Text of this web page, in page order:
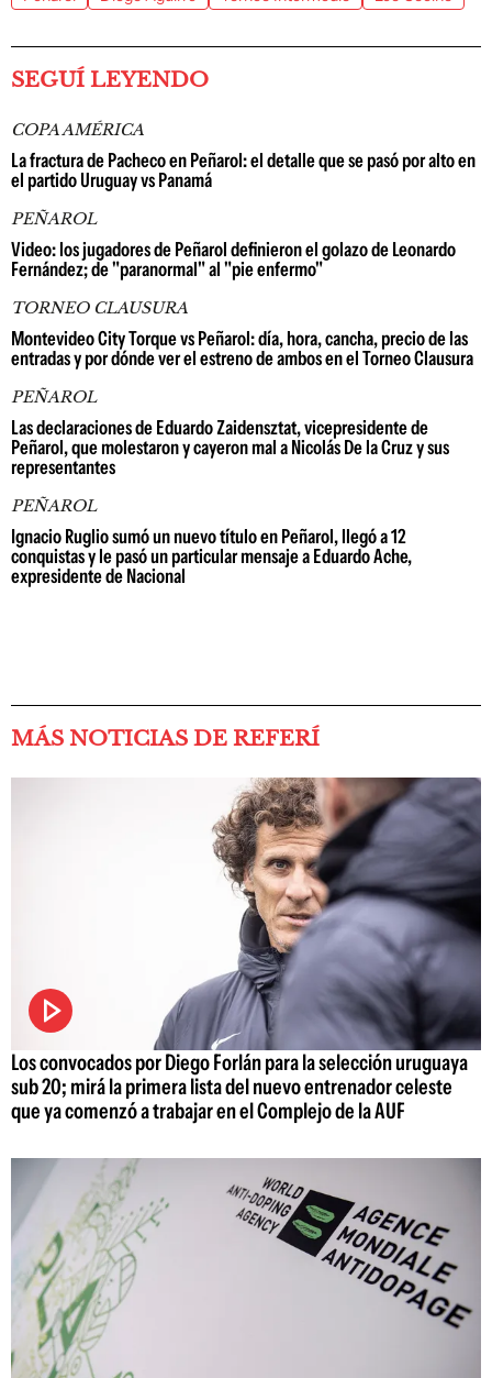
SEGUÍ LEYENDO
COPA AMÉRICA
La fractura de Pacheco en Peñarol: el detalle que se pasó por alto en
el partido Uruguay vs Panamá
PEÑAROL
Video: los jugadores de Peñarol definieron el golazo de Leonardo
Fernández; de "paranormal" al "pie enfermo"
TORNEO CLAUSURA
Montevideo City Torque vs Peñarol: día, hora, cancha, precio de las
entradas y por dónde ver el estreno de ambos en el Torneo Clausura
PEÑAROL
Las declaraciones de Eduardo Zaidensztat, vicepresidente de
Peñarol, que molestaron y cayeron mal a Nicolás De la Cruz y sus
representantes
PEÑAROL
Ignacio Ruglio sumó un nuevo título en Peñarol, llegó a 12
conquistas y le pasó un particular mensaje a Eduardo Ache,
expresidente de Nacional
MÁS NOTICIAS DE REFERÍ
Los convocados por Diego Forlán para la selección uruguaya
sub 20; mirá la primera lista del nuevo entrenador celeste
que ya comenzó a trabajar en el Complejo de la AUF